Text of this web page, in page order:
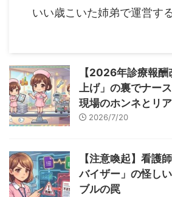
いい歳こいた姉弟で運営す
【2026年診療報
上げ」の裏でナー
現場のホンネとリ
2026/7/20
【注意喚起】看護
バイザー」の怪し
ブルの罠